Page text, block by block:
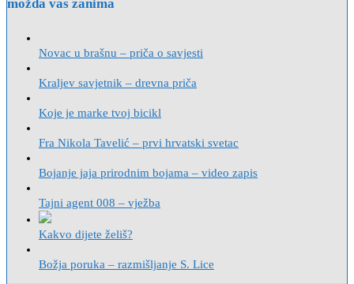
možda vas zanima
Novac u brašnu – priča o savjesti
Kraljev savjetnik – drevna priča
Koje je marke tvoj bicikl
Fra Nikola Tavelić – prvi hrvatski svetac
Bojanje jaja prirodnim bojama – video zapis
Tajni agent 008 – vježba
Kakvo dijete želiš?
Božja poruka – razmišljanje S. Lice